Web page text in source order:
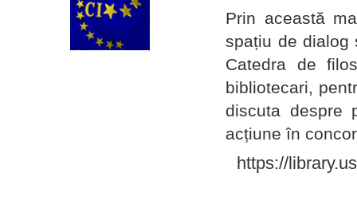
Prin această
spațiu de dialog
Catedra de
bibliotecari,
discuta despre
acțiune în
https://